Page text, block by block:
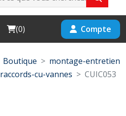
Cart
(0) Compte
Boutique
montage-entretien
raccords-cu-vannes
CUIC053